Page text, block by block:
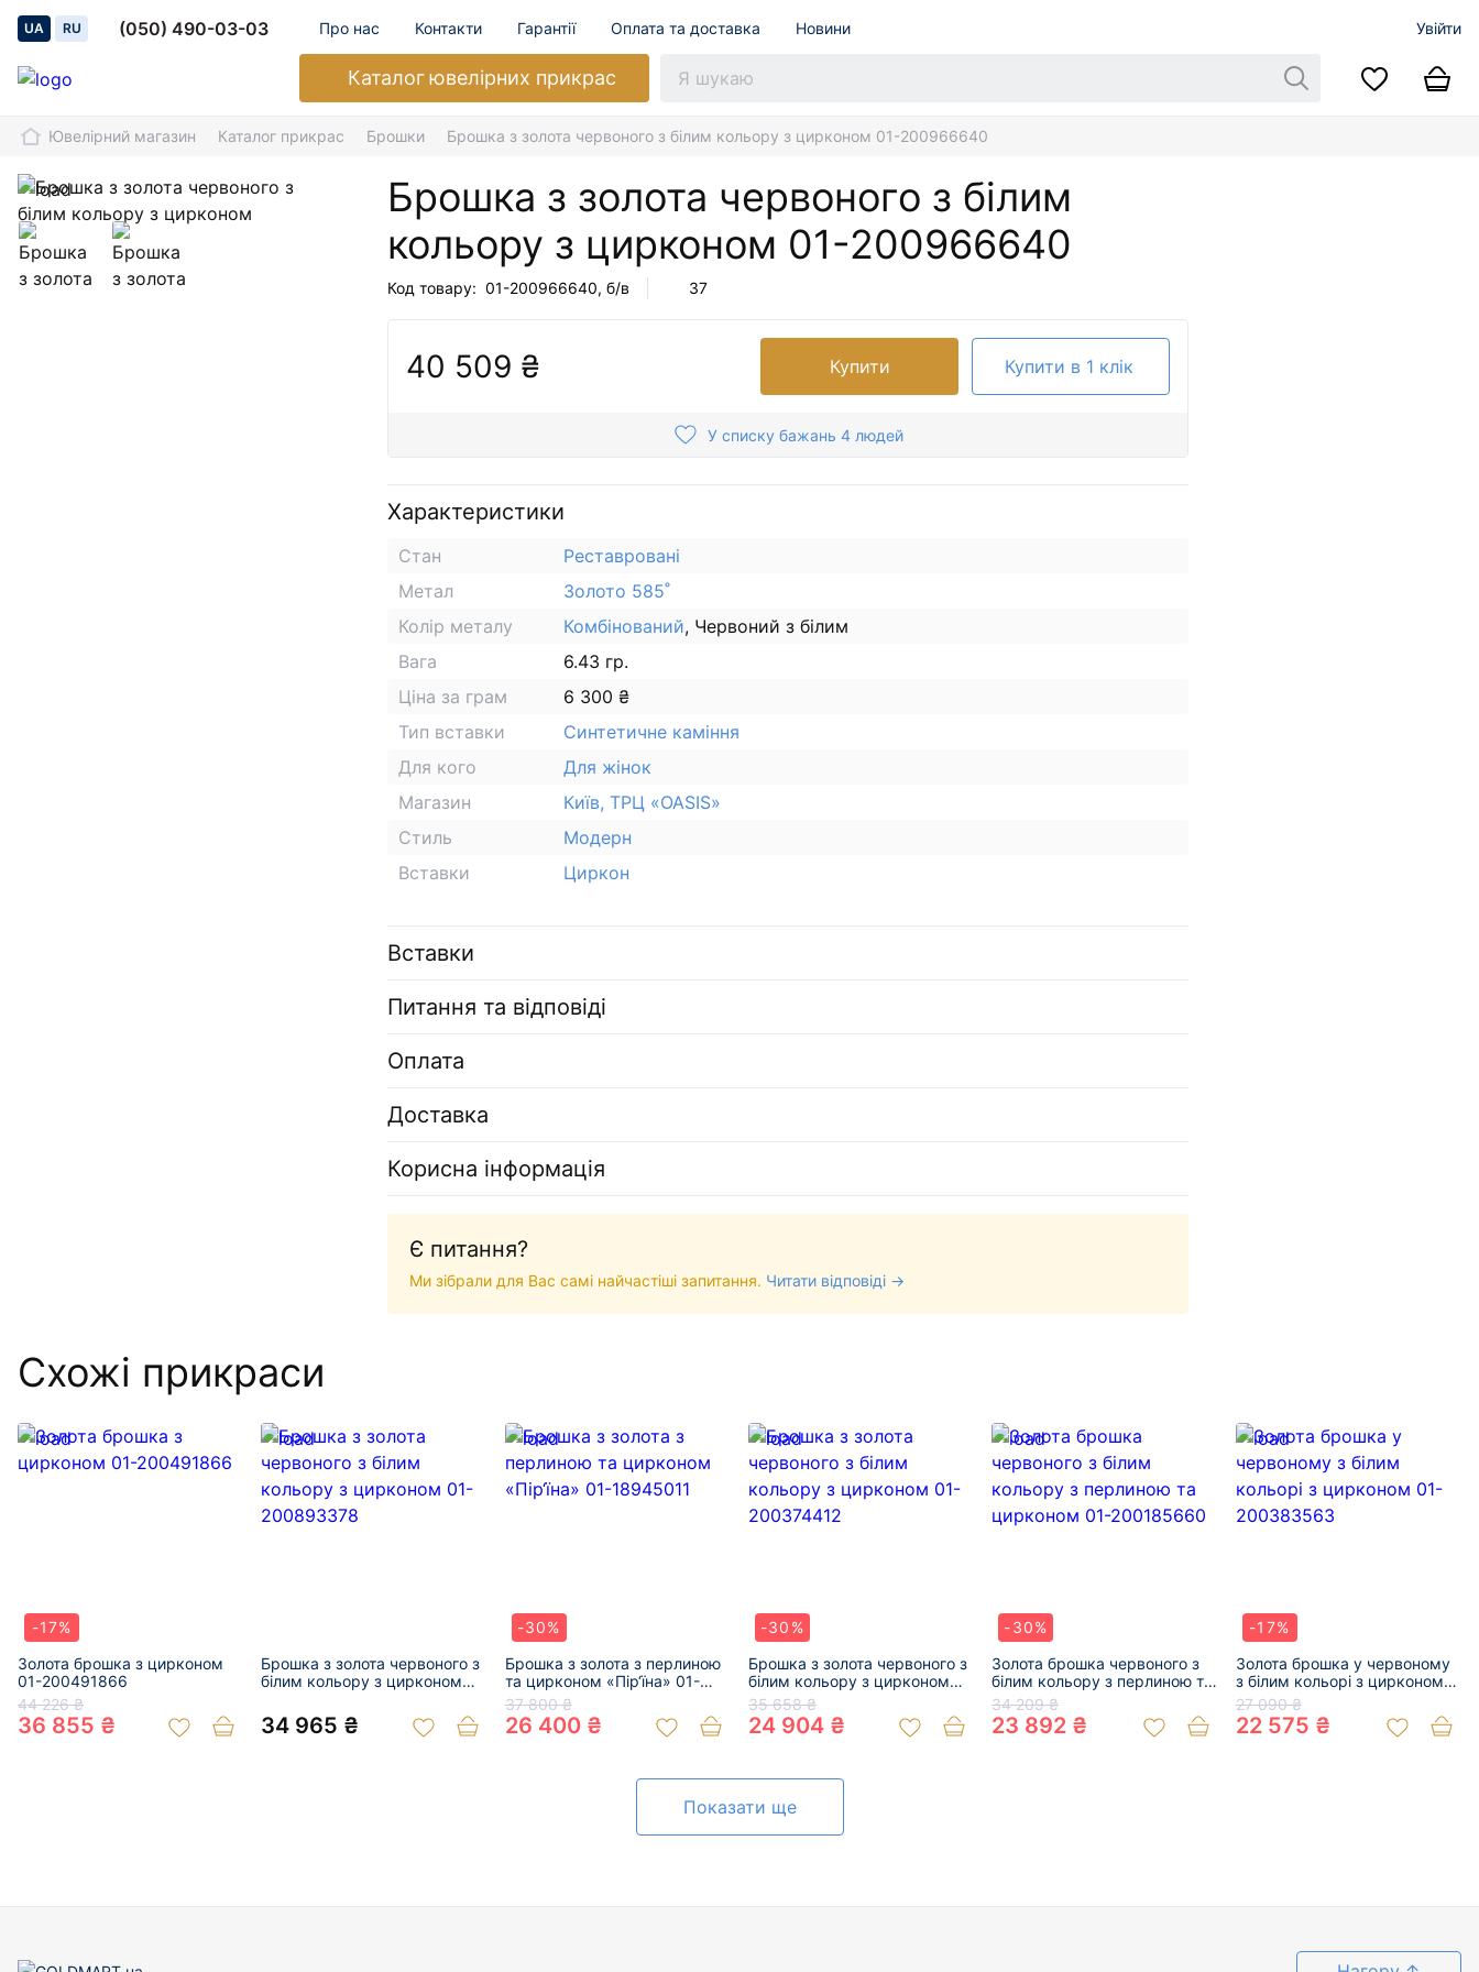
UA RU (050) 490-03-03 Про нас Контакти Гарантії Оплата та доставка Новини Увійти
Каталогювелірних прикрас
Ювелірний магазин Каталог прикрас Брошки Брошка з золота червоного з білим кольору з цирконом 01-200966640
Брошка з золота червоного з білим
кольору з цирконом 01-200966640
Код товару: 01-200966640, б/в 37
40 509 ₴ Купити Купити в 1 клік
У списку бажань 4 людей
Характеристики
Стан
Реставровані
Метал
Золото 585˚
Колір металу
Комбінований, Червоний з білим
Вага
6.43 гр.
Ціна за грам
6 300 ₴
Тип вставки
Синтетичне каміння
Для кого
Для жінок
Магазин
Київ, ТРЦ «OASIS»
Стиль
Модерн
Вставки
Циркон
Вставки
Питання та відповіді
Оплата
Доставка
Корисна інформація
Є питання?
Ми зібрали для Вас самі найчастіші запитання. Читати відповіді →
Схожі прикраси
-17%
Золота брошка з цирконом
01-200491866
44 226 ₴
36 855 ₴
Брошка з золота червоного з
білим кольору з цирконом
34 965 ₴
-30%
Брошка з золота з перлиною
та цирконом «Пір‘їна» 01-
18945011
37 800 ₴
26 400 ₴
-30%
Брошка з золота червоного з
білим кольору з цирконом
01-200374412
35 658 ₴
24 904 ₴
-30%
Золота брошка червоного з
білим кольору з перлиною та
цирконом 01-200185660
34 209 ₴
23 892 ₴
-17%
Золота брошка у червоному
з білим кольорі з цирконом
01-200383563
27 090 ₴
22 575 ₴
Показати ще